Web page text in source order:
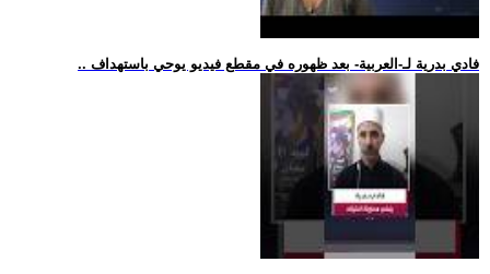
.. فادي بدرية لـ-العربية- بعد ظهوره في مقطع فيديو يوحي باستهداف